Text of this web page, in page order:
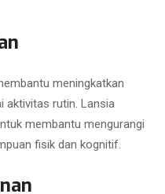
meningkatkan
aktivitas rutin. Lansia
membantu mengurangi
fisik dan kognitif.